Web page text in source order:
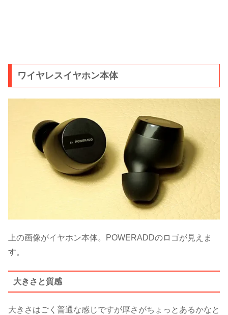
ワイヤレスイヤホン本体
上の画像がイヤホン本体。POWERADDのロゴが見えま
す。
大きさと質感
大きさはごく普通な感じですが厚さがちょっとあるかなと